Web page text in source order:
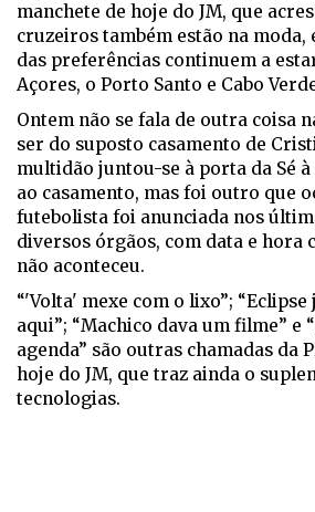
manchete de hoje do JM, que
cruzeiros também estão na moda,
das preferências continuem a
Açores, o Porto Santo e Cabo
Ontem não se fala de outra coisa
ser do suposto casamento de
multidão juntou-se à porta da Sé
ao casamento, mas foi outro que
futebolista foi anunciada nos
diversos órgãos, com data e hora
não aconteceu.
“'Volta' mexe com o lixo”;
aqui”; “Machico dava um filme” e
agenda” são outras chamadas da
hoje do JM, que traz ainda o
tecnologias.